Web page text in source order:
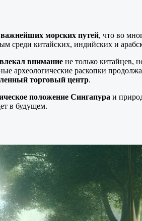
важнейших морских путей, что во
среди китайских, индийских и
внимание не только китайцев,
археологические раскопки
торговый центр.
положение Сингапура и
в будущем.